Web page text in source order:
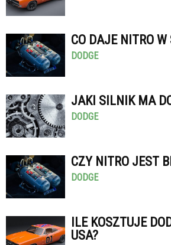
CO DAJE NITRO
DODGE
JAKI SILNIK MA
DODGE
CZY NITRO JEST
DODGE
ILE KOSZTUJE
USA?